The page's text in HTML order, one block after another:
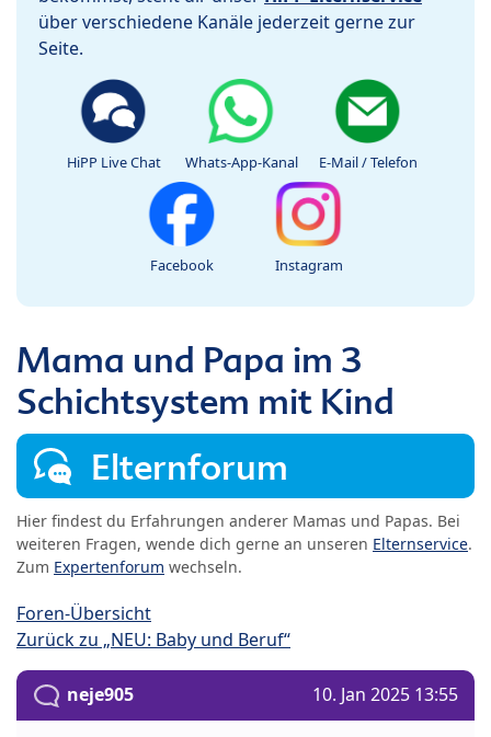
über verschiedene Kanäle jederzeit gerne zur
Seite.
HiPP Live Chat Whats-App-Kanal E-Mail / Telefon
Facebook Instagram
Mama und Papa im 3
Schichtsystem mit Kind
Elternforum
Hier findest du Erfahrungen anderer Mamas und Papas. Bei
weiteren Fragen, wende dich gerne an unseren Elternservice.
Zum Expertenforum wechseln.
Foren-Übersicht
Zurück zu „NEU: Baby und Beruf“
neje905 10. Jan 2025 13:55